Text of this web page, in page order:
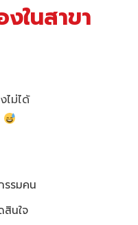
ในสาขา
ไม่ได้
รมคน
สินใจ